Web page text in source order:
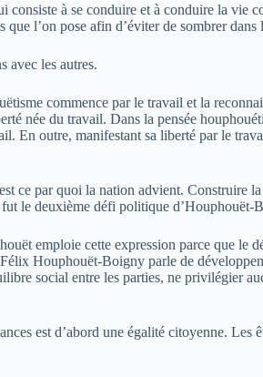
consiste à se conduire et à conduire la vie
l’on pose afin d’éviter de sombrer dans
avec les autres.
commence par le travail et la
née du travail. Dans la pensée
En outre, manifestant sa liberté par le
ce par quoi la nation advient. Construire
le deuxième défi politique d’Houphouët-
emploie cette expression parce que le
Houphouët-Boigny parle de
social entre les parties, ne privilégier
est d’abord une égalité citoyenne. Les